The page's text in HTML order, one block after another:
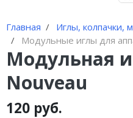
Главная
Иглы, колпачки,
Модульные иглы для
Модульная
Nouveau
120 руб.